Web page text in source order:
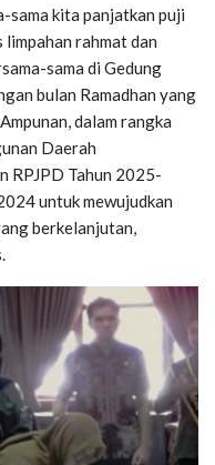
sama kita panjatkan puji
rahmat dan
sama di Gedung
bulan Ramadhan yang
dalam rangka
Daerah
RPJPD Tahun 2025-
untuk mewujudkan
berkelanjutan,